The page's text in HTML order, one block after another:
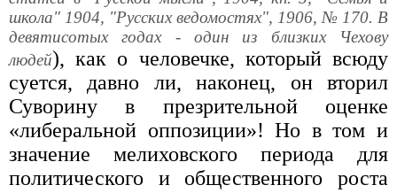
школа" 1904, "Русских ведомостях", 1906, № 170. В
девятисотых годах - один из близких Чехову
людей), как о человечке, который всюду
суется, давно ли, наконец, он вторил
Суворину в презрительной оценке
«либеральной оппозиции»! Но в том и
значение мелиховского периода для
политического и общественного роста